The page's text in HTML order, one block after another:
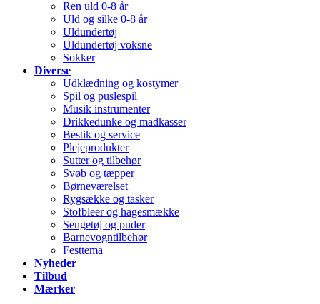
Ren uld 0-8 år
Uld og silke 0-8 år
Uldundertøj
Uldundertøj voksne
Sokker
Diverse
Udklædning og kostymer
Spil og puslespil
Musik instrumenter
Drikkedunke og madkasser
Bestik og service
Plejeprodukter
Sutter og tilbehør
Svøb og tæpper
Børneværelset
Rygsække og tasker
Stofbleer og hagesmække
Sengetøj og puder
Barnevogntilbehør
Festtema
Nyheder
Tilbud
Mærker